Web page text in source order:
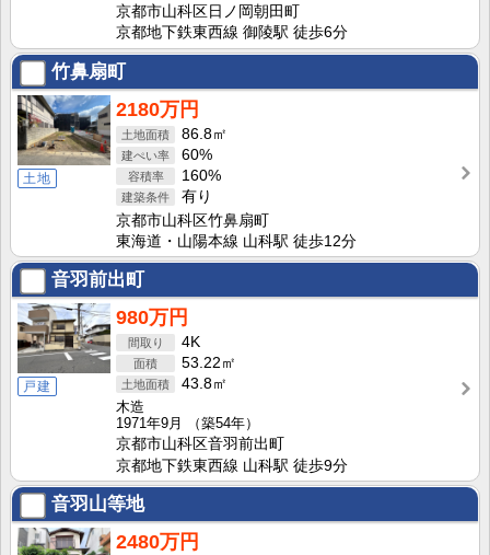
京都市山科区日ノ岡朝田町
京都地下鉄東西線 御陵駅 徒歩6分
竹鼻扇町
土地
2180万円
86.8㎡
60%
160%
有り
京都市山科区竹鼻扇町
東海道・山陽本線 山科駅 徒歩12分
音羽前出町
戸建
980万円
4K
53.22㎡
43.8㎡
木造
1971年9月
（築54年）
京都市山科区音羽前出町
京都地下鉄東西線 山科駅 徒歩9分
音羽山等地
2480万円